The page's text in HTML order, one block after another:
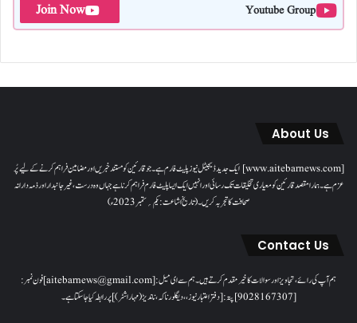
Youtube Group
Join Now
About Us
[www.aitebarnews.com] ایک جدید ڈیجیٹل نیوز پلیٹ فارم ہے۔ جو قارئین کو مستند خبریں اور مضامین فراہم کرنے کے لیے پُر
عزم ہے۔ ہمارا مقصدقارئین کو معیاری تخلیقات تک رسائی اور انہیں ایک ایسا پلیٹ فارم فراہم کرنا ہے جہاں وہ درست، غیر جانبدار اور ذمہ دارانہ
صحافت کا تجربہ کریں۔( تاریخ اشاعت : یکم؍ ستمبر 2023ء)
Contact Us
ہم آپ کی رائے، تجاویز اور سوالات کا خیرمقدم کرتے ہیں۔ ہم سےای میل: [aitebarnews@gmail.com]فون نمبر:
[9028167307]پتہ: [دفتر اعتبار نیوز، ، دیگلور ناکہ، ناندیڑ(مہاراشٹر) ] پر رابطہ کیا جاسکتا ہے۔